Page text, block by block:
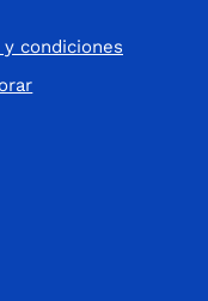
y condiciones